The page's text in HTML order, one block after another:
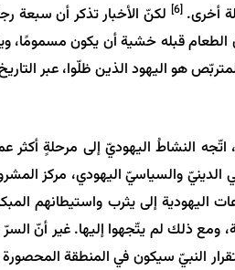
أخرى.[6]
لكنّ الأخبار تذكر أن سبعة
قبله خشية أن يكون مسمومًا،
هو اليهود الذين ظلّوا، عبر
اتّجه النشاطُ اليهوديّ إلى مرحلةٍ
والسياسيّ اليهودي، مركز
إلى يثرب واستيطانهم
ومع ذلك لم يتّجهوا إليها. غير أنّ
النبيّ سيكون في المنطقة